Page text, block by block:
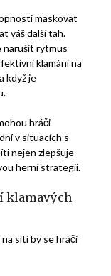
maskovat
váš další tah.
narušit rytmus
klamání na
když je
hráči
v situacích s
nejen zlepšuje
herní strategii.
klamavých
síti by se hráči